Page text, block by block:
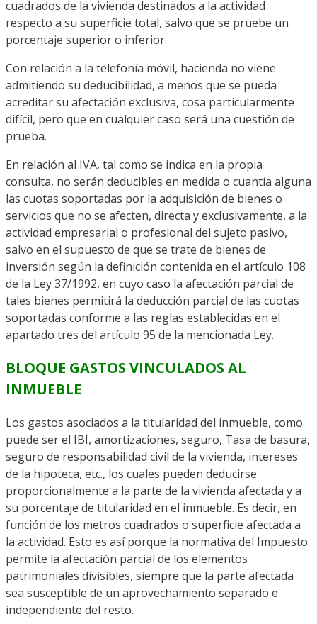
cuadrados de la vivienda destinados a la actividad
respecto a su superficie total, salvo que se pruebe un
porcentaje superior o inferior.
Con relación a la telefonía móvil, hacienda no viene
admitiendo su deducibilidad, a menos que se pueda
acreditar su afectación exclusiva, cosa particularmente
difícil, pero que en cualquier caso será una cuestión de
prueba.
En relación al IVA, tal como se indica en la propia
consulta, no serán deducibles en medida o cuantía alguna
las cuotas soportadas por la adquisición de bienes o
servicios que no se afecten, directa y exclusivamente, a la
actividad empresarial o profesional del sujeto pasivo,
salvo en el supuesto de que se trate de bienes de
inversión según la definición contenida en el artículo 108
de la Ley 37/1992, en cuyo caso la afectación parcial de
tales bienes permitirá la deducción parcial de las cuotas
soportadas conforme a las reglas establecidas en el
apartado tres del artículo 95 de la mencionada Ley.
BLOQUE GASTOS VINCULADOS AL
INMUEBLE
Los gastos asociados a la titularidad del inmueble, como
puede ser el IBI, amortizaciones, seguro, Tasa de basura,
seguro de responsabilidad civil de la vivienda, intereses
de la hipoteca, etc., los cuales pueden deducirse
proporcionalmente a la parte de la vivienda afectada y a
su porcentaje de titularidad en el inmueble. Es decir, en
función de los metros cuadrados o superficie afectada a
la actividad. Esto es así porque la normativa del Impuesto
permite la afectación parcial de los elementos
patrimoniales divisibles, siempre que la parte afectada
sea susceptible de un aprovechamiento separado e
independiente del resto.